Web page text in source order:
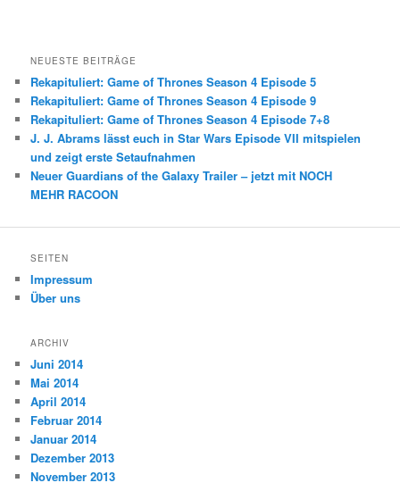
NEUESTE BEITRÄGE
Rekapituliert: Game of Thrones Season 4 Episode 5
Rekapituliert: Game of Thrones Season 4 Episode 9
Rekapituliert: Game of Thrones Season 4 Episode 7+8
J. J. Abrams lässt euch in Star Wars Episode VII mitspielen
und zeigt erste Setaufnahmen
Neuer Guardians of the Galaxy Trailer – jetzt mit NOCH
MEHR RACOON
SEITEN
Impressum
Über uns
ARCHIV
Juni 2014
Mai 2014
April 2014
Februar 2014
Januar 2014
Dezember 2013
November 2013